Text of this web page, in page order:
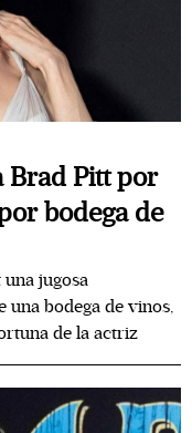
Brad Pitt por
bodega de
jugosa
bodega de vinos,
de la actriz